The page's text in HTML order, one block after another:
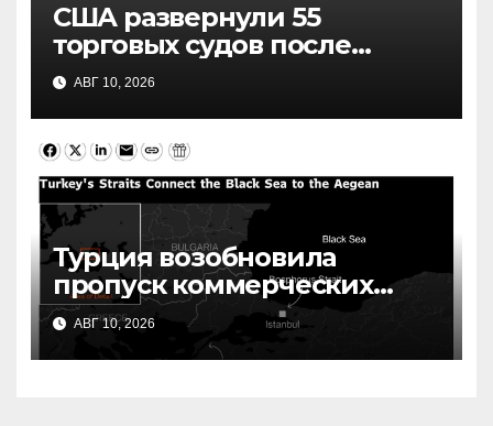
США развернули 55
торговых судов после
возобновления блокады
Ирана: что это значит
АВГ 10, 2026
Турция возобновила
пропуск коммерческих
судов в Черное море: что
это значит для судоходства
АВГ 10, 2026